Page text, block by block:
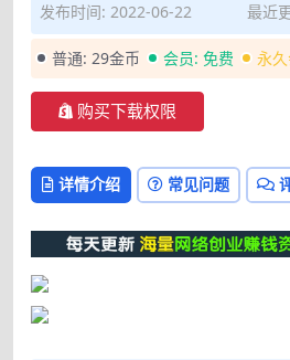
发布时间: 2022-06-22
最近
普通: 29金币 会员: 免费 永
购买下载权限
详情介绍 常见问题